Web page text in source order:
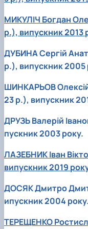
МИКУЛІЧ Богдан
р.), випускник 2013
ДУБИНА Сергій
р.), випускник 2005
ШИНКАРЬОВ
23 р.), випускник
ДРУЗЬ Валерій
пускник 2003 року.
ЛАЗЕБНИК Іван
випускник 2019
ДОСЯК Дмитро
ипускник 2004 року.
ТЕРЕЩЕНКО